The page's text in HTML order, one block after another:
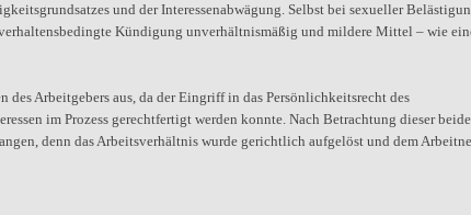
und der Interessenabwägung. Selbst bei sexueller
Kündigung unverhältnismäßig und mildere Mittel – wie
Arbeitgebers aus, da der Eingriff in das Persönlichkeitsrecht des
im Prozess gerechtfertigt werden konnte. Nach Betrachtung dieser
denn das Arbeitsverhältnis wurde gerichtlich aufgelöst und dem